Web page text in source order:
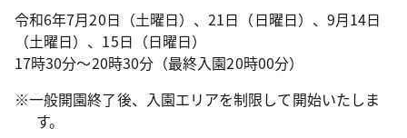
令和6年7月20日（土曜日）、21日（日曜日）、9月14日
（土曜日）、15日（日曜日）
17時30分～20時30分（最終入園20時00分）
※一般開園終了後、入園エリアを制限して開始いたしま
す。